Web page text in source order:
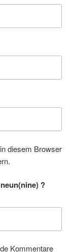
diesem Browser
?
Kommentare